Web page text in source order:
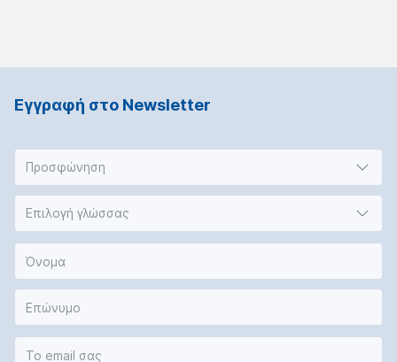
Εγγραφή στο Νewsletter
Προσφώνηση
Επιλογή γλώσσας